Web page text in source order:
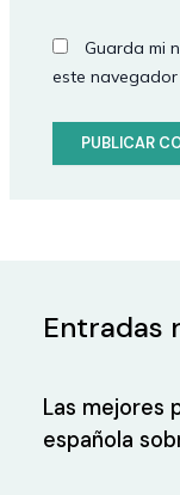
Guarda mi
este
Entradas
Las mejores
española